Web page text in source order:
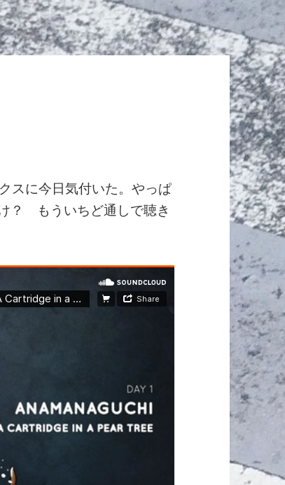
スに今日気付いた。やっぱ
？ もういちど通しで聴き